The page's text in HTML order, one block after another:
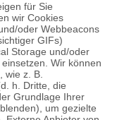
für Sie
wir Cookies
oder Webbeacons
GIFs)
Storage und/oder
Wir können
wie z. B.
h. Dritte, die
Grundlage Ihrer
um gezielte